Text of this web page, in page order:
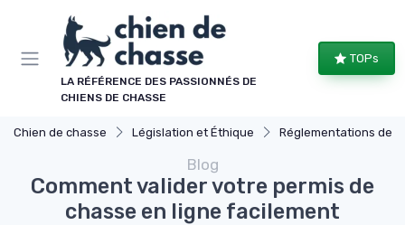
LA RÉFÉRENCE DES PASSIONNÉS DE
CHIENS DE CHASSE
TOPs
Chien de chasse Législation et Éthique Réglementations de
Blog
Comment valider votre permis de
chasse en ligne facilement
Panneau de gestion des cookies